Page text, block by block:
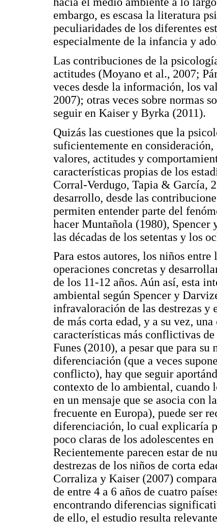
embargo, es escasa la literatura
peculiaridades de los diferentes
especialmente de la infancia y
Las contribuciones de la
actitudes (Moyano et al., 2007;
veces desde la información, los
2007); otras veces sobre normas
seguir en Kaiser y Byrka (2011).
Quizás las cuestiones que la
suficientemente en
valores, actitudes y
características propias de los
Corral-Verdugo, Tapia & García,
desarrollo, desde las
permiten entender parte del
hacer Muntañola (1980), Spencer
las décadas de los setentas y los
Para estos autores, los niños
operaciones concretas y
de los 11-12 años. Aún así, esta
ambiental según Spencer y
infravaloración de las destrezas y
de más corta edad, y a su vez,
características más conflictivas
Funes (2010), a pesar que para
diferenciación (que a veces
conflicto), hay que seguir
contexto de lo ambiental, cuando
en un mensaje que se asocia con
frecuente en Europa), puede ser
diferenciación, lo cual explicaría
poco claras de los adolescentes
Recientemente parecen estar de
destrezas de los niños de corta
Corraliza y Kaiser (2007)
de entre 4 a 6 años de cuatro
encontrando diferencias
de ello, el estudio resulta